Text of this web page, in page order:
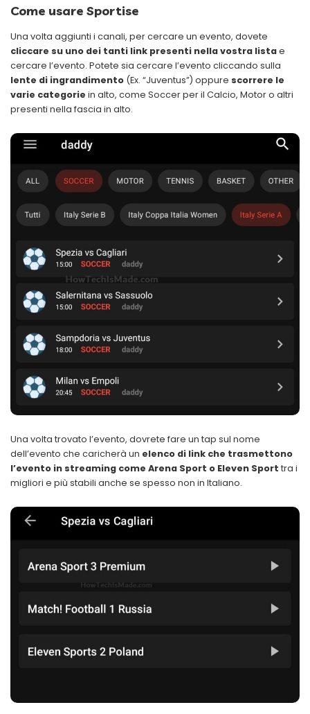
Come usare Sportise
Una volta aggiunti i canali, per cercare un evento, dovete
cliccare su uno dei tanti link presenti nella vostra listae
cercare l’evento. Potete sia cercare l’evento cliccando sulla
lente di ingrandimento (Ex. “Juventus”) oppure scorrere le
varie categorie in alto, come Soccer per il Calcio, Motor o altri
presenti nella fascia in alto.
Una volta trovato l’evento, dovrete fare un tap sul nome
dell’evento che caricherà un elenco di link che trasmettono
l’evento in streaming come Arena Sport o Eleven Sport tra i
migliori e più stabili anche se spesso non in Italiano.